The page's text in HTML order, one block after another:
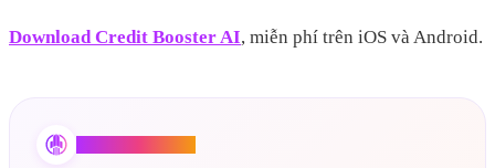
Download Credit Booster AI, miễn phí trên iOS và Android.